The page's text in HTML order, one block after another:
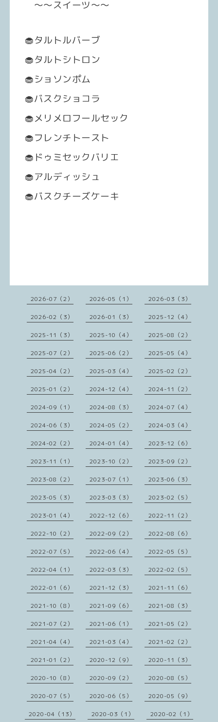
～～スイーツ～～
🧁タルトルバーブ
🧁タルトシトロン
🧁ショソンポム
🧁バスクショコラ
🧁メリメロフールセック
🧁フレンチトースト
🧁ドゥミセックバリエ
🧁アルディッシュ
🧁バスクチーズケーキ
2026-07（2） 2026-05（1） 2026-03（3）
2026-02（3） 2026-01（3） 2025-12（4）
2025-11（3） 2025-10（4） 2025-08（2）
2025-07（2） 2025-06（2） 2025-05（4）
2025-04（2） 2025-03（4） 2025-02（2）
2025-01（2） 2024-12（4） 2024-11（2）
2024-09（1） 2024-08（3） 2024-07（4）
2024-06（3） 2024-05（2） 2024-03（4）
2024-02（2） 2024-01（4） 2023-12（6）
2023-11（1） 2023-10（2） 2023-09（2）
2023-08（2） 2023-07（1） 2023-06（3）
2023-05（3） 2023-03（3） 2023-02（5）
2023-01（4） 2022-12（6） 2022-11（2）
2022-10（2） 2022-09（2） 2022-08（6）
2022-07（5） 2022-06（4） 2022-05（5）
2022-04（1） 2022-03（3） 2022-02（5）
2022-01（6） 2021-12（3） 2021-11（6）
2021-10（8） 2021-09（6） 2021-08（3）
2021-07（2） 2021-06（1） 2021-05（2）
2021-04（4） 2021-03（4） 2021-02（2）
2021-01（2） 2020-12（9） 2020-11（3）
2020-10（8） 2020-09（2） 2020-08（5）
2020-07（5） 2020-06（5） 2020-05（9）
2020-04（13） 2020-03（1） 2020-02（1）